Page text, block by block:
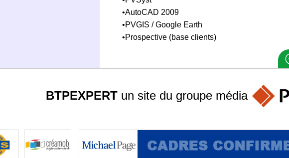
•AutoCAD 2009
•PVGIS / Google Earth
•Prospective (base clients)
BTPEXPERTun site du groupe média